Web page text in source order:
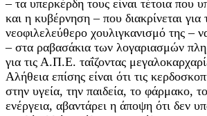
– τα υπερκέρδη τους είναι τέτοια που
και η κυβέρνηση – που διακρίνεται για
νεοφιλελεύθερο χουλιγκανισμό της –
– στα ραβασάκια των λογαριασμών
για τις Α.Π.Ε. ταΐζοντας
Αλήθεια επίσης είναι ότι τις
στην υγεία, την παιδεία, το φάρμακο,
ενέργεια, αβαντάρει η άποψη ότι δεν